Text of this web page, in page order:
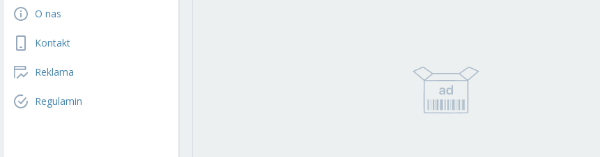
O nas
Kontakt
Reklama
Regulamin